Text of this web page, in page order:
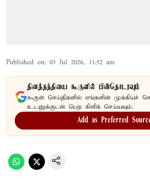
Published on: 03 Jul 2026, 11:52 am
தினத்தந்தியை கூகுளில் பின்தொடரவும்
கூகுள் செய்திகளில் எங்களின் முக்கியச்
உடனுக்குடன் பெற கிளிக் செய்யவும்.
Add as Preferred